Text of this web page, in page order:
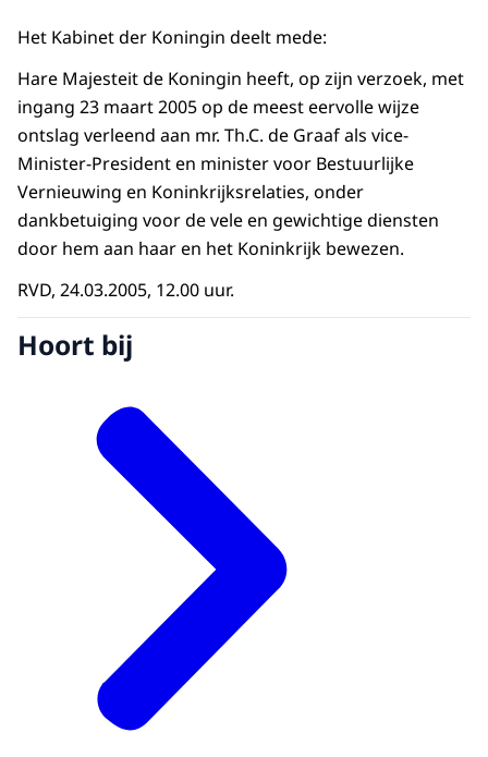
Het Kabinet der Koningin deelt mede:
Hare Majesteit de Koningin heeft, op zijn verzoek, met
ingang 23 maart 2005 op de meest eervolle wijze
ontslag verleend aan mr. Th.C. de Graaf als vice-
Minister-President en minister voor Bestuurlijke
Vernieuwing en Koninkrijksrelaties, onder
dankbetuiging voor de vele en gewichtige diensten
door hem aan haar en het Koninkrijk bewezen.
RVD, 24.03.2005, 12.00 uur.
Hoort bij